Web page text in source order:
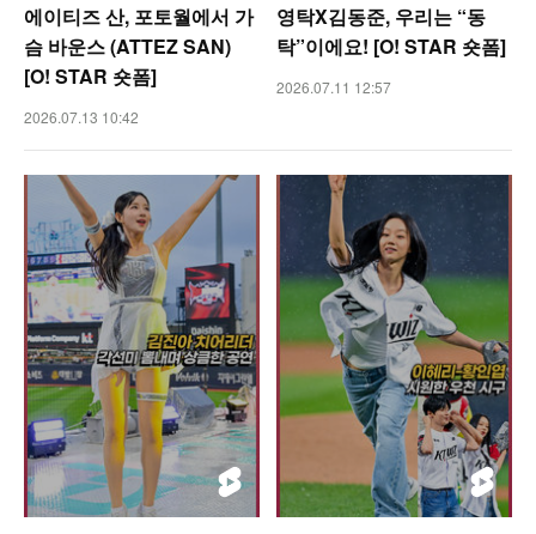
에이티즈 산, 포토월에서 가
슴 바운스 (ATTEZ SAN)
[O! STAR 숏폼]
2026.07.13 10:42
영탁X김동준, 우리는 “동
탁”이에요! [O! STAR 숏폼]
2026.07.11 12:57